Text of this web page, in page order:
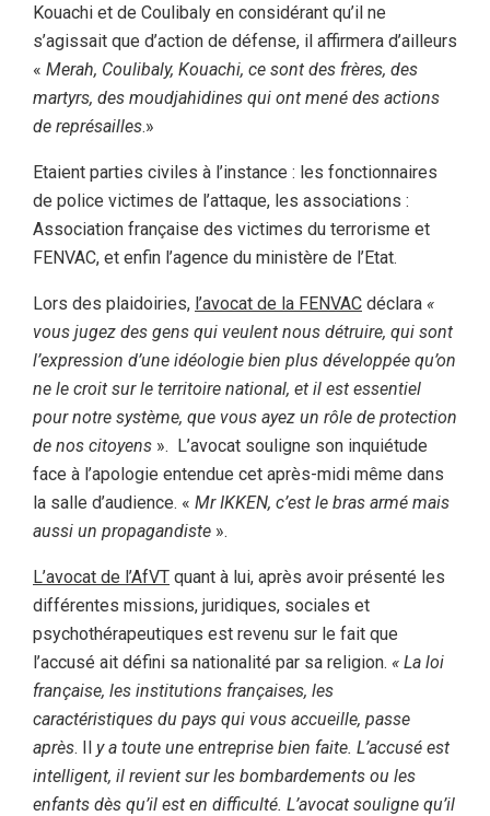
Kouachi et de Coulibaly en considérant qu’il ne
s’agissait que d’action de défense, il affirmera d’ailleurs
« Merah, Coulibaly, Kouachi, ce sont des frères, des
martyrs, des moudjahidines qui ont mené des actions
de représailles.»
Etaient parties civiles à l’instance : les fonctionnaires
de police victimes de l’attaque, les associations :
Association française des victimes du terrorisme et
FENVAC, et enfin l’agence du ministère de l’Etat.
Lors des plaidoiries, l’avocat de la FENVAC déclara «
vous jugez des gens qui veulent nous détruire, qui sont
l’expression d’une idéologie bien plus développée qu’on
ne le croit sur le territoire national, et il est essentiel
pour notre système, que vous ayez un rôle de protection
de nos citoyens ». L’avocat souligne son inquiétude
face à l’apologie entendue cet après-midi même dans
la salle d’audience. « Mr IKKEN, c’est le bras armé mais
aussi un propagandiste ».
L’avocat de l’AfVT quant à lui, après avoir présenté les
différentes missions, juridiques, sociales et
psychothérapeutiques est revenu sur le fait que
l’accusé ait défini sa nationalité par sa religion. « La loi
française, les institutions françaises, les
caractéristiques du pays qui vous accueille, passe
après. Il y a toute une entreprise bien faite. L’accusé est
intelligent, il revient sur les bombardements ou les
enfants dès qu’il est en difficulté. L’avocat souligne qu’il